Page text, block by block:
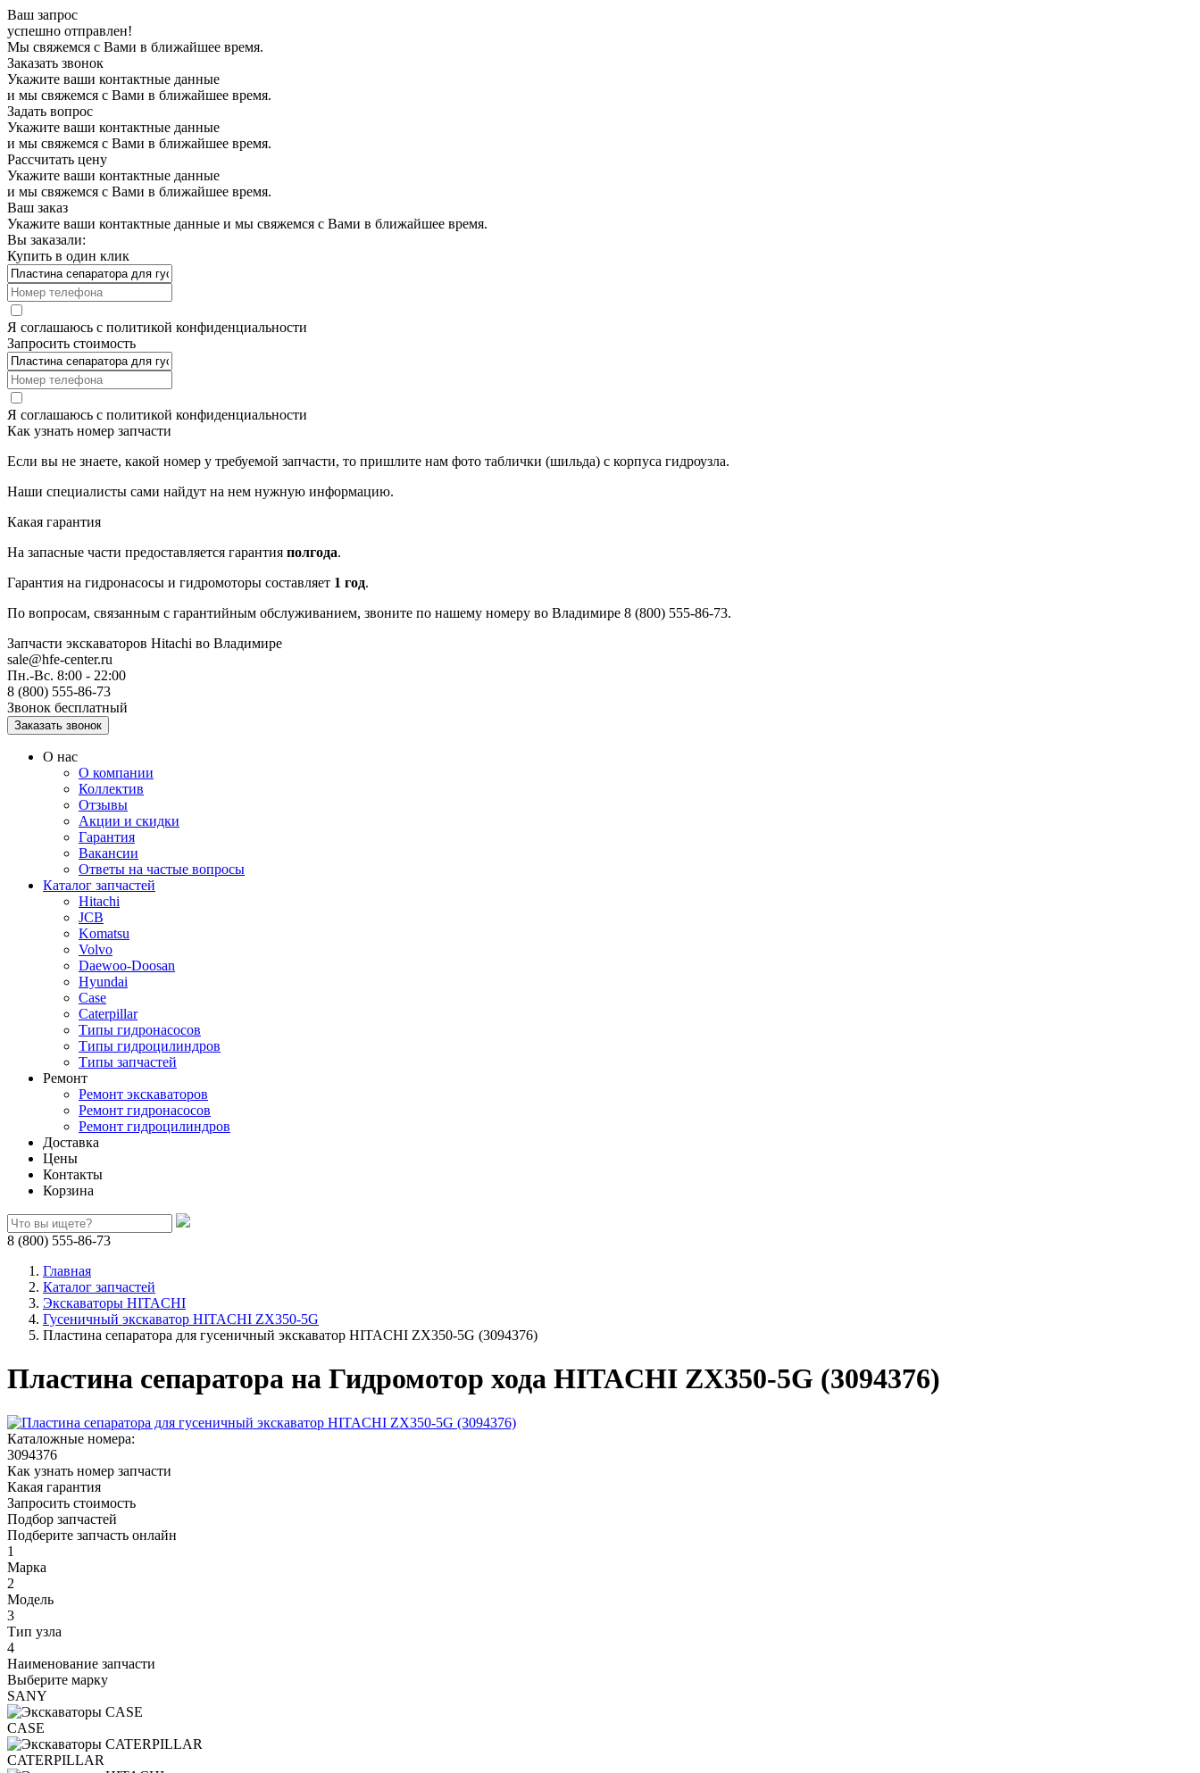
Ваш запрос
успешно отправлен!
Мы свяжемся с Вами в ближайшее время.
Заказать звонок
Укажите ваши контактные данные
и мы свяжемся с Вами в ближайшее время.
Задать вопрос
Укажите ваши контактные данные
и мы свяжемся с Вами в ближайшее время.
Рассчитать цену
Укажите ваши контактные данные
и мы свяжемся с Вами в ближайшее время.
Ваш заказ
Укажите ваши контактные данные и мы свяжемся с Вами в ближайшее время.
Вы заказали:
Купить в один клик
Я соглашаюсь с политикой конфиденциальности
Запросить стоимость
Я соглашаюсь с политикой конфиденциальности
Как узнать номер запчасти
Если вы не знаете, какой номер у требуемой запчасти, то пришлите нам фото таблички (шильда) с корпуса гидроузла.
Наши специалисты сами найдут на нем нужную информацию.
Какая гарантия
На запасные части предоставляется гарантия полгода.
Гарантия на гидронасосы и гидромоторы составляет 1 год.
По вопросам, связанным с гарантийным обслуживанием, звоните по нашему номеру во Владимире 8 (800) 555-86-73.
Запчасти экскаваторов Hitachi во Владимире
sale@hfe-center.ru
Пн.-Вс. 8:00 - 22:00
8 (800) 555-86-73
Звонок бесплатный
О нас
О компании
Коллектив
Отзывы
Акции и скидки
Гарантия
Вакансии
Ответы на частые вопросы
Каталог запчастей
Hitachi
JCB
Komatsu
Volvo
Daewoo-Doosan
Hyundai
Case
Caterpillar
Типы гидронасосов
Типы гидроцилиндров
Типы запчастей
Ремонт
Ремонт экскаваторов
Ремонт гидронасосов
Ремонт гидроцилиндров
Доставка
Цены
Контакты
Корзина
8 (800) 555-86-73
Главная
Каталог запчастей
Экскаваторы HITACHI
Гусеничный экскаватор HITACHI ZX350-5G
Пластина сепаратора для гусеничный экскаватор HITACHI ZX350-5G (3094376)
Пластина сепаратора на Гидромотор хода HITACHI ZX350-5G (3094376)
Каталожные номера:
3094376
Как узнать номер запчасти
Какая гарантия
Запросить стоимость
Подбор запчастей
Подберите запчасть онлайн
1
Марка
2
Модель
3
Тип узла
4
Наименование запчасти
Выберите марку
SANY
CASE
CATERPILLAR